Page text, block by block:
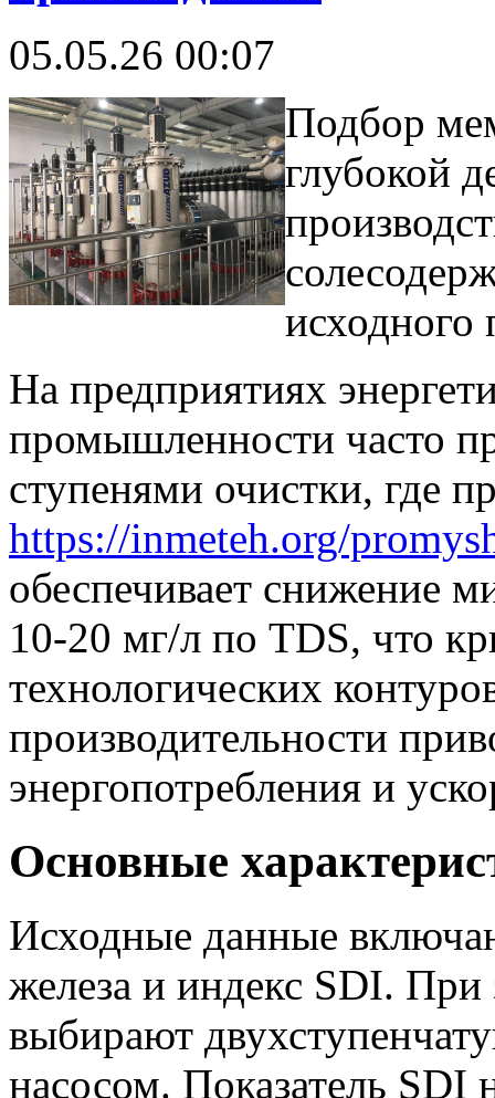
05.05.26 00:07
Подбор
глубокой
исходного
На предприятиях
промышленности часто
ступенями очистки, где
https://inmeteh.org/
обеспечивает снижение
10-20 мг/л по TDS, что
технологических
производительности
энергопотребления и
Основные
Исходные данные
железа и индекс SDI.
выбирают
насосом. Показатель